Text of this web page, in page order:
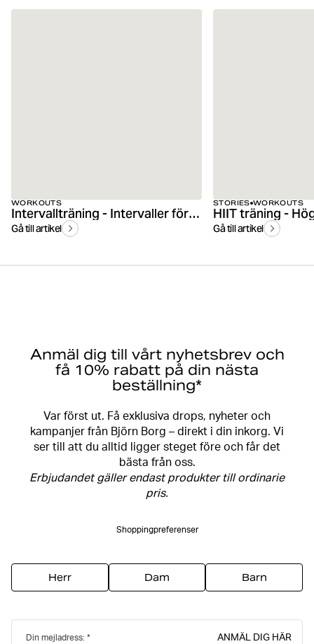
WORKOUTS
Intervallträning - Intervaller för löpning
Gå till artikel
STORIES WORKOUTS
Gå till artikel
Anmäl dig till vårt nyhetsbrev och
få 10% rabatt på din nästa
beställning*
Var först ut. Få exklusiva drops, nyheter och
kampanjer från Björn Borg – direkt i din inkorg. Vi
ser till att du alltid ligger steget före och får det
bästa från oss.
Erbjudandet gäller endast produkter till ordinarie
pris.
Shoppingpreferenser
Herr Dam Barn
Din mejladress: ANMÄL DIG HÄR